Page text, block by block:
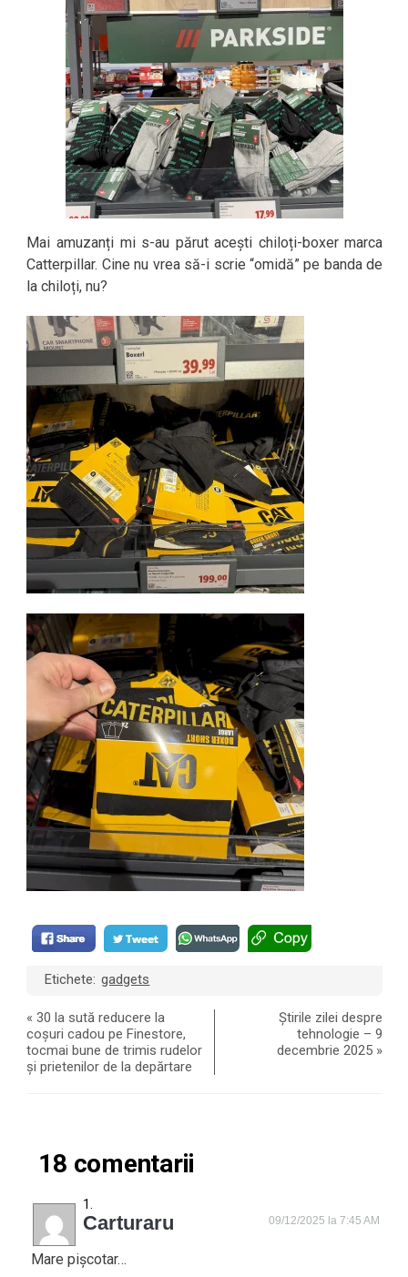
Mai amuzanți mi s-au părut acești chiloți-boxer marca
Catterpillar. Cine nu vrea să-i scrie “omidă” pe banda de
la chiloți, nu?
Etichete: gadgets
«30 la sută reducere la
coșuri cadou pe Finestore,
tocmai bune de trimis rudelor
și prietenilor de la depărtare
Știrile zilei despre
tehnologie – 9
decembrie 2025 »
18 comentarii
Carturaru 09/12/2025 la 7:45 AM
Mare pișcotar…